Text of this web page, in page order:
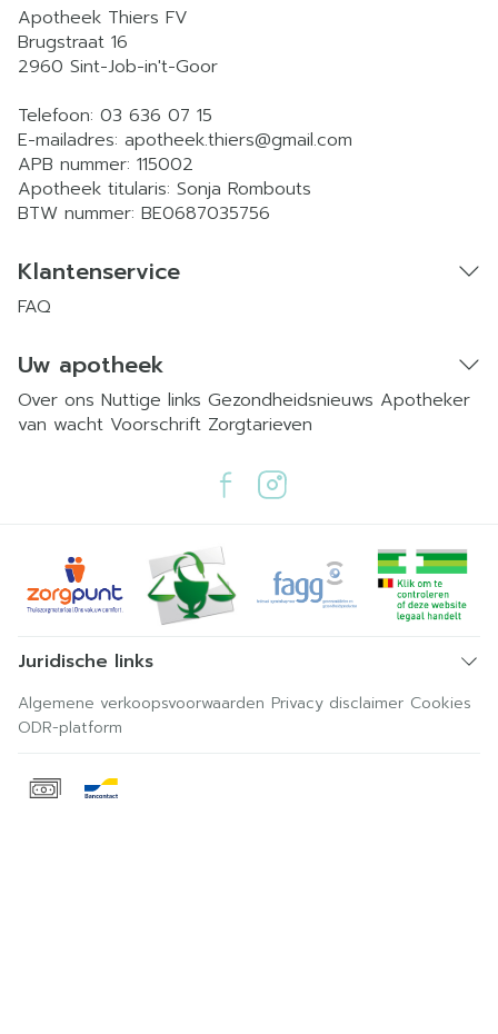
Apotheek Thiers FV
Brugstraat 16
2960 Sint-Job-in't-Goor
Telefoon: 03 636 07 15
E-mailadres: apotheek.thiers@gmail.com
APB nummer: 115002
Apotheek titularis: Sonja Rombouts
BTW nummer: BE0687035756
Klantenservice
FAQ
Uw apotheek
Over ons Nuttige links Gezondheidsnieuws Apotheker
van wacht Voorschrift Zorgtarieven
Juridische links
Algemene verkoopsvoorwaarden Privacy disclaimer Cookies
ODR-platform